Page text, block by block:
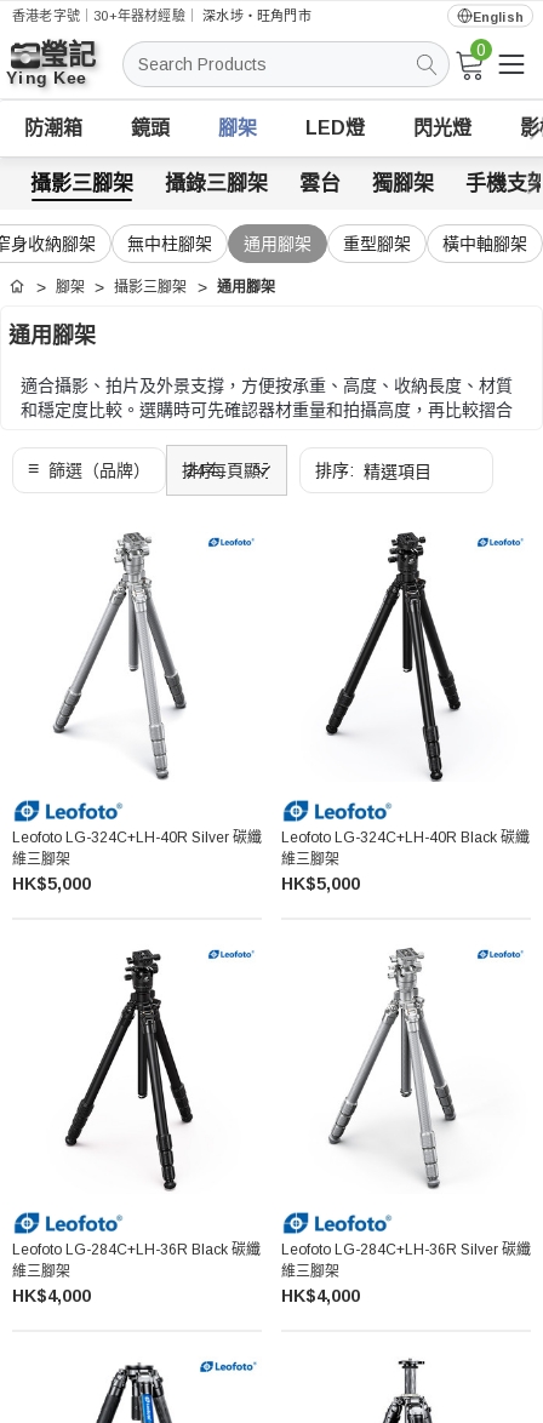
香港老字號｜30+年器材經驗｜深水埗・旺角門市 English
搜
索
0
防潮箱 鏡頭 腳架 LED燈 閃光燈
攝影三腳架 攝錄三腳架 雲台 獨腳架 手機支
身收納腳架 無中柱腳架 通用腳架 重型腳架 橫中軸腳架
首頁 腳架 攝影三腳架 通用腳架
通用腳架
適合攝影、拍片及外景支撐，方便按承重、高度、收納長度、材質
和穩定度比較。選購時可先確認器材重量和拍攝高度，再比較摺合
選購時可先確認器材重量和拍攝高度，再比較摺合長度、腳管材
質、雲台規格和快拆系統。
Leofoto LG-324C+LH-40R Silver 碳纖
維三腳架
HK$5,000
Leofoto LG-324C+LH-40R Black 碳纖
維三腳架
HK$5,000
Leofoto LG-284C+LH-36R Black 碳纖
維三腳架
HK$4,000
Leofoto LG-284C+LH-36R Silver 碳纖
維三腳架
HK$4,000